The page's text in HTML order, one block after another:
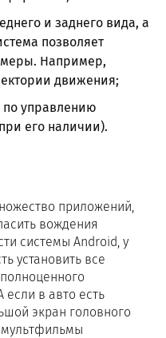
и заднего вида, а
позволяет
Например,
движения;
управлению
его наличии).
приложений,
вождения
системы Android, у
установить все
в авто есть
экран головного